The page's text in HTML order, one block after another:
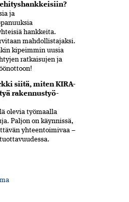
ja
hankkeita.
mahdollistajaksi.
kipeimmin uusia
ratkaisujen ja
­siitä, miten KIRA-
rakennustyö­
olevia työmaalla
Paljon on käynnissä,
yhteentoimivaa –